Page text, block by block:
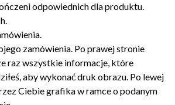
odpowiednich dla produktu.
zamówienia. Po prawej stronie
raz wszystkie informacje, które
aby wykonać druk obrazu. Po lewej
Ciebie grafika w ramce o podanym